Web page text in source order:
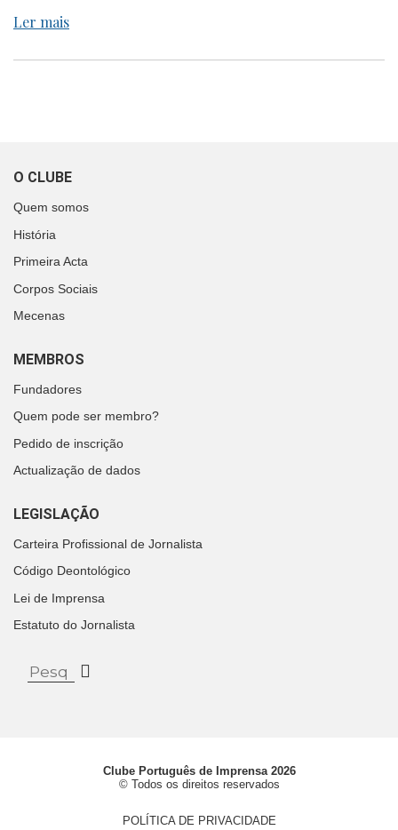
Ler mais
O CLUBE
Quem somos
História
Primeira Acta
Corpos Sociais
Mecenas
MEMBROS
Fundadores
Quem pode ser membro?
Pedido de inscrição
Actualização de dados
LEGISLAÇÃO
Carteira Profissional de Jornalista
Código Deontológico
Lei de Imprensa
Estatuto do Jornalista
Clube Português de Imprensa 2026
© Todos os direitos reservados
POLÍTICA DE PRIVACIDADE